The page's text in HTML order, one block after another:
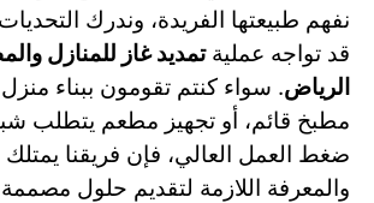
نفهم طبيعتها الفريدة، وندرك
قد تواجه عمليةتمديد غاز للمنازل
الرياض. سواء كنتم تقومون ببناء منزل
مطبخ قائم، أو تجهيز مطعم يتطلب
ضغط العمل العالي، فإن فريقنا يمتلك
والمعرفة اللازمة لتقديم حلول